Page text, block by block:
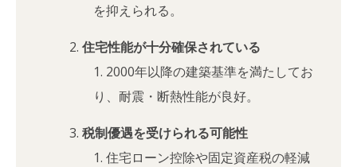
を抑えられる。
住宅性能が十分確保されている
2000年以降の建築基準を満たしてお
り、耐震・断熱性能が良好。
税制優遇を受けられる可能性
住宅ローン控除や固定資産税の軽減